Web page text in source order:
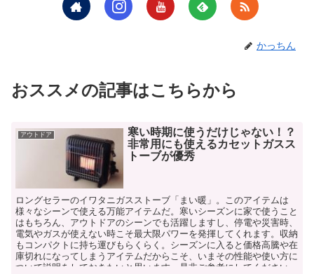
かっちん
おススメの記事はこちらから
アウトドア
寒い時期に使うだけじゃない！？
非常用にも使えるカセットガスス
トーブが優秀
ロングセラーのイワタニガスストーブ「まい暖」。このアイテムは
様々なシーンで使える万能アイテムだ。寒いシーズンに家で使うこと
はもちろん、アウトドアのシーンでも活躍しますし、停電や災害時、
電気やガスが使えない時こそ最大限パワーを発揮してくれます。収納
もコンパクトに持ち運びもらくらく。シーズンに入ると価格高騰や在
庫切れになってしまうアイテムだからこそ、いまその性能や使い方に
ついて説明をしておきたいと思います。是非ご参考にしてください。